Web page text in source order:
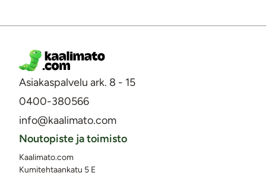
Asiakaspalvelu ark. 8 - 15
0400-380566
info@kaalimato.com
Noutopiste ja toimisto
Kaalimato.com
Kumitehtaankatu 5 E